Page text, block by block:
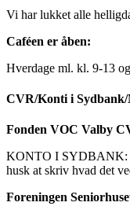
Vi har lukket alle
Caféen er åben:
Hverdage ml. kl. 9-13
CVR/Konti i
Fonden VOC Valby
KONTO I SYDBANK:
husk at skriv hvad det
Foreningen